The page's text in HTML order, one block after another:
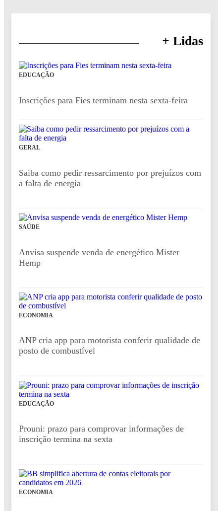
+ Lidas
EDUCAÇÃO
Inscrições para Fies terminam nesta sexta-feira
GERAL
Saiba como pedir ressarcimento por prejuízos com
a falta de energia
SAÚDE
Anvisa suspende venda de energético Mister
Hemp
ECONOMIA
ANP cria app para motorista conferir qualidade de
posto de combustível
EDUCAÇÃO
Prouni: prazo para comprovar informações de
inscrição termina na sexta
ECONOMIA